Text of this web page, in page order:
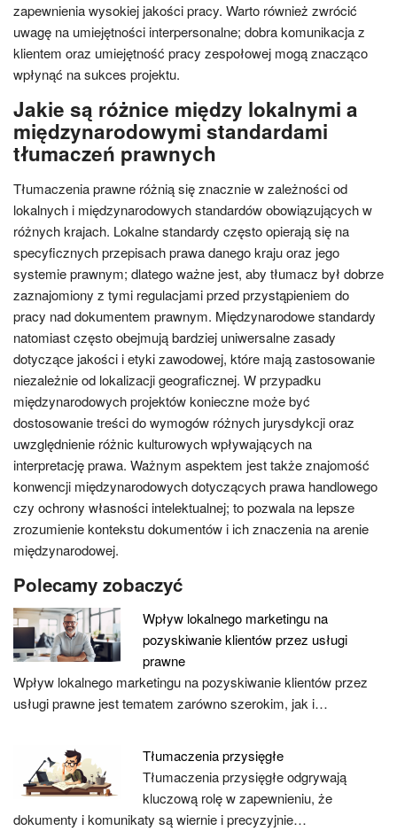
zapewnienia wysokiej jakości pracy. Warto również zwrócić
uwagę na umiejętności interpersonalne; dobra komunikacja z
klientem oraz umiejętność pracy zespołowej mogą znacząco
wpłynąć na sukces projektu.
Jakie są różnice między lokalnymi a
międzynarodowymi standardami
tłumaczeń prawnych
Tłumaczenia prawne różnią się znacznie w zależności od
lokalnych i międzynarodowych standardów obowiązujących w
różnych krajach. Lokalne standardy często opierają się na
specyficznych przepisach prawa danego kraju oraz jego
systemie prawnym; dlatego ważne jest, aby tłumacz był dobrze
zaznajomiony z tymi regulacjami przed przystąpieniem do
pracy nad dokumentem prawnym. Międzynarodowe standardy
natomiast często obejmują bardziej uniwersalne zasady
dotyczące jakości i etyki zawodowej, które mają zastosowanie
niezależnie od lokalizacji geograficznej. W przypadku
międzynarodowych projektów konieczne może być
dostosowanie treści do wymogów różnych jurysdykcji oraz
uwzględnienie różnic kulturowych wpływających na
interpretację prawa. Ważnym aspektem jest także znajomość
konwencji międzynarodowych dotyczących prawa handlowego
czy ochrony własności intelektualnej; to pozwala na lepsze
zrozumienie kontekstu dokumentów i ich znaczenia na arenie
międzynarodowej.
Polecamy zobaczyć
Wpływ lokalnego marketingu na
pozyskiwanie klientów przez usługi
prawne
Wpływ lokalnego marketingu na pozyskiwanie klientów przez
usługi prawne jest tematem zarówno szerokim, jak i…
Tłumaczenia przysięgłe
Tłumaczenia przysięgłe odgrywają
kluczową rolę w zapewnieniu, że
dokumenty i komunikaty są wiernie i precyzyjnie…